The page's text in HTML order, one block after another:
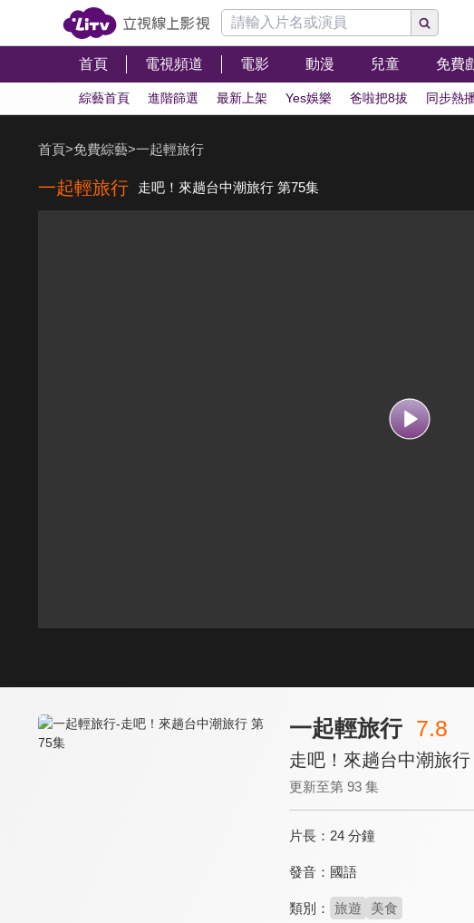
首頁 電視頻道 電影 動漫 兒童 免費
綜藝首頁 進階篩選 最新上架 Yes娛樂 爸啦把8拔 同步熱
首頁>免費綜藝>一起輕旅行
一起輕旅行 走吧！來趟台中潮旅行 第75集
一起輕旅行 7.8
走吧！來趟台中潮旅
更新至第 93 集
片長： 24 分鐘
發音： 國語
類別： 旅遊 美食